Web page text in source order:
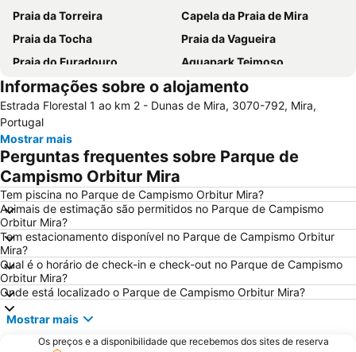
Praia da Torreira
Capela da Praia de Mira
Praia da Tocha
Praia da Vagueira
Praia do Furadouro
Aquapark Teimoso
Portugal dos Pequenitos
Lagoa da Pateira de Fermentelos
Praia do Areão
Barragem da Aguieira
Relógio Beach
Ria de Aveiro
Paróquia Sagrada Família da Praia da Barra
Mata do Buçaco
Museu Militar do Buçaco
Universidade de Coimbra
Universidade de Aveiro
Osso da Baleia
Costa Nova Beach
Baixa de Coimbra
Figueira
Dunas de Sao Jacinto
Gafanha da Boa Hora Beach
Praia da Costa de Lavos
Farol da Barra
Estádio Cidade de Coimbra
Informações sobre o alojamento
Estrada Florestal 1 ao km 2 - Dunas de Mira, 3070-792, Mira,
Portugal
Mostrar mais
Perguntas frequentes sobre Parque de
Campismo Orbitur Mira
Tem piscina no Parque de Campismo Orbitur Mira?
Animais de estimação são permitidos no Parque de Campismo
Orbitur Mira?
Tem estacionamento disponível no Parque de Campismo Orbitur
Mira?
Qual é o horário de check-in e check-out no Parque de Campismo
Orbitur Mira?
Onde está localizado o Parque de Campismo Orbitur Mira?
Mostrar mais
Os preços e a disponibilidade que recebemos dos sites de reserva